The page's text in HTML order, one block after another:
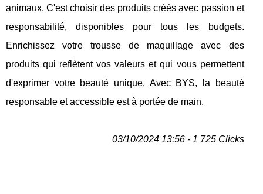
animaux. C'est choisir des produits créés avec passion et
responsabilité, disponibles pour tous les budgets.
Enrichissez votre trousse de maquillage avec des
produits qui reflètent vos valeurs et qui vous permettent
d'exprimer votre beauté unique. Avec BYS, la beauté
responsable et accessible est à portée de main.
03/10/2024 13:56 - 1 725 Clicks